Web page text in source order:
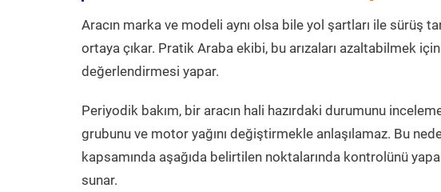
Aracın marka ve modeli aynı olsa bile yol şartları ile sürüş
ortaya çıkar. Pratik Araba ekibi, bu arızaları azaltabilmek
değerlendirmesi yapar.
Periyodik bakım, bir aracın hali hazırdaki durumunu
grubunu ve motor yağını değiştirmekle anlaşılamaz. Bu
kapsamında aşağıda belirtilen noktalarında kontrolünü
sunar.